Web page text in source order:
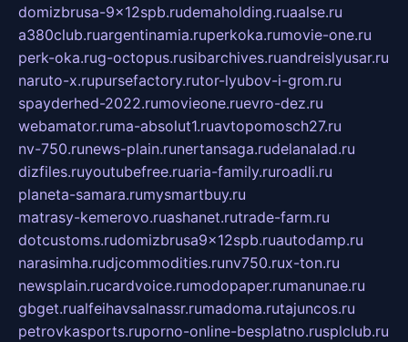
domizbrusa-9x12spb.rudemaholding.ruaalse.ru
a380club.ruargentinamia.ruperkoka.rumovie-one.ru
perk-oka.rug-octopus.rusibarchives.ruandreislyusar.ru
naruto-x.rupursefactory.rutor-lyubov-i-grom.ru
spayderhed-2022.rumovieone.ruevro-dez.ru
webamator.ruma-absolut1.ruavtopomosch27.ru
nv-750.runews-plain.runertansaga.rudelanalad.ru
dizfiles.ruyoutubefree.ruaria-family.ruroadli.ru
planeta-samara.rumysmartbuy.ru
matrasy-kemerovo.ruashanet.rutrade-farm.ru
dotcustoms.rudomizbrusa9x12spb.ruautodamp.ru
narasimha.rudjcommodities.runv750.rux-ton.ru
newsplain.rucardvoice.rumodopaper.rumanunae.ru
gbget.rualfeihavsalnassr.rumadoma.rutajuncos.ru
petrovkasports.ruporno-online-besplatno.rusplclub.ru